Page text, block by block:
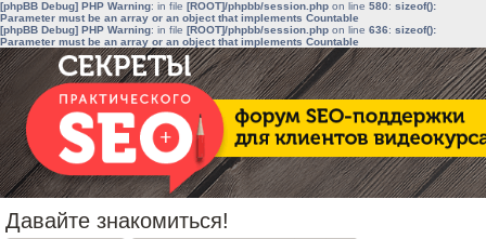
[phpBB Debug] PHP Warning: in file [ROOT]/phpbb/session.php on line 580: sizeof():
Parameter must be an array or an object that implements Countable
[phpBB Debug] PHP Warning: in file [ROOT]/phpbb/session.php on line 636: sizeof():
Parameter must be an array or an object that implements Countable
Давайте знакомиться!